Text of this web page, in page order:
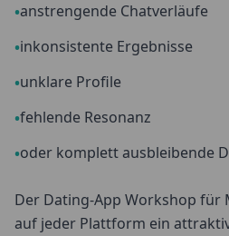
•anstrengende Chatverläufe
•inkonsistente Ergebnisse
•unklare Profile
•fehlende Resonanz
•oder komplett ausbleibende
Der Dating-App Workshop für
auf jeder Plattform ein